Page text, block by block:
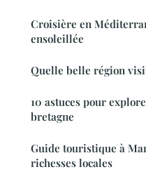
Croisière en
ensoleillée
Quelle belle région
10 astuces pour
bretagne
Guide touristique à
richesses locales